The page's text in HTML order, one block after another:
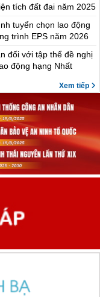
tích đất đai năm 2025
tuyển chọn lao động
trình EPS năm 2026
đối với tập thể đề nghị
động hạng Nhất
Xem tiếp